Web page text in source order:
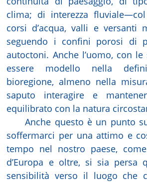
clima; di interezza
corsi d’acqua, valli e versanti
seguendo i confini porosi di
autoctoni. Anche l’uomo, con
essere modello nella
bioregione, almeno nella
saputo interagire e
equilibrato con la natura
Anche questo è un punto
soffermarci per una attimo e
tempo nel nostro paese,
d’Europa e oltre, si sia persa
sensibilità verso il luogo che